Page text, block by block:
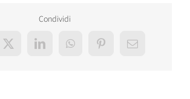
Condividi
X LinkedInWhatsAppPinterestEmail